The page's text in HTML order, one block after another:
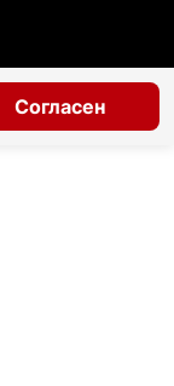
Согласен